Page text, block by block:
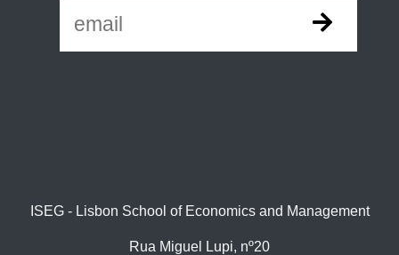
ISEG - Lisbon School of Economics and Management
Rua Miguel Lupi, nº20